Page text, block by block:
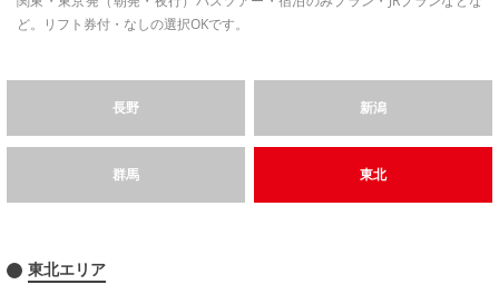
ど。リフト券付・なしの選択OKです。
長野 新潟
群馬 東北
東北エリア